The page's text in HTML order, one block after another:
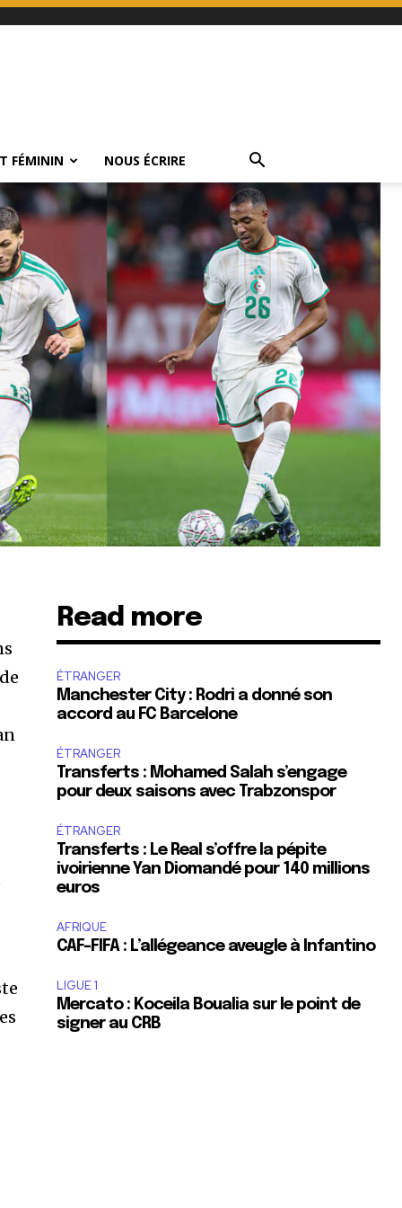
FÉMININ NOUS ÉCRIRE
Read more
ÉTRANGER
Manchester City : Rodri a donné son
accord au FC Barcelone
ÉTRANGER
Transferts : Mohamed Salah s’engage
pour deux saisons avec Trabzonspor
ÉTRANGER
Transferts : Le Real s’offre la pépite
ivoirienne Yan Diomandé pour 140 millions
euros
AFRIQUE
CAF-FIFA : L’allégeance aveugle à Infantino
LIGUE 1
Mercato : Koceila Boualia sur le point de
signer au CRB